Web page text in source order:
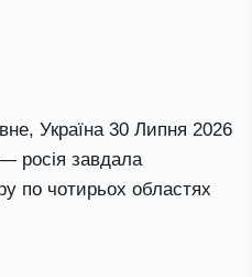
, Україна 30 Липня 2026
росія завдала
по чотирьох областях